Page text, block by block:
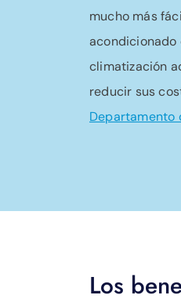
mucho más
acondicionado
climatización
reducir sus
Departamento
Los